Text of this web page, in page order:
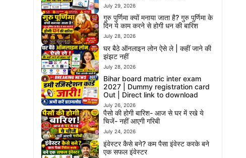
July 29, 2026
गुरु पुर्णिमा क्यों मनाया जाता है? गुरु पुर्णिमा के
दिन ये काम करने से होगी धन की बारिश
July 28, 2026
घर बैठे ऑनलाइन लोन ऐसे ले | कहीं जाने की
झंझट नहीं
July 28, 2026
Bihar board matric inter exam
2027 | Dummy registration card
Out | Direct link to download
July 26, 2026
पैसो की होगी बारिश- आज से घर में रखे ये
चिजें- नहीं आएगी गरिबी
July 24, 2026
इंवेस्टर कैसे बने? कम पैसा इंवेस्ट करके बने
एक सफल इंवेस्टर